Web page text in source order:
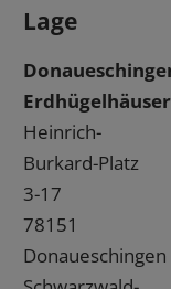
Lage
Erdhügelhäuser
Heinrich-
Burkard-Platz
3-17
78151
Donaueschingen